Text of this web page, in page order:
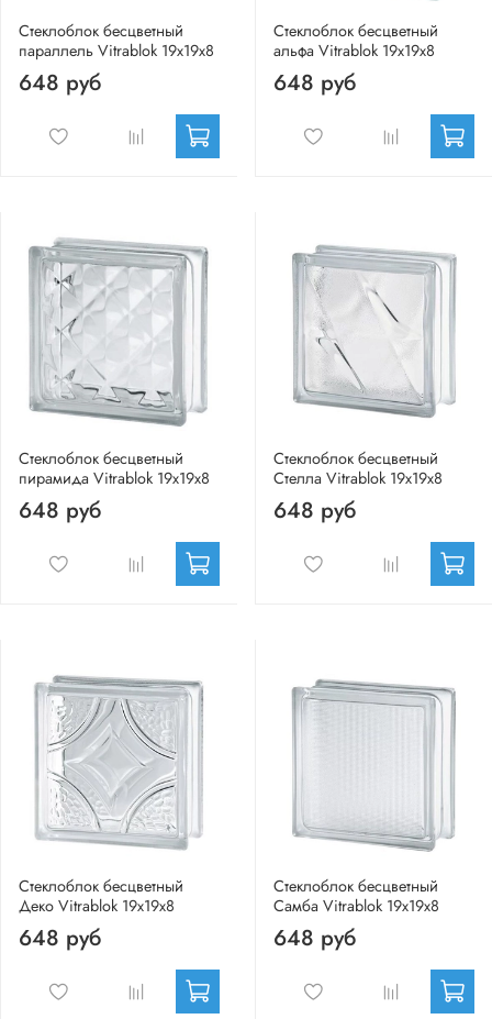
Стеклоблок бесцветный
параллель Vitrablok 19х19х8
648 руб
Стеклоблок бесцветный
альфа Vitrablok 19х19х8
648 руб
Стеклоблок бесцветный
пирамида Vitrablok 19х19х8
648 руб
Стеклоблок бесцветный
Стелла Vitrablok 19х19х8
648 руб
Стеклоблок бесцветный
Деко Vitrablok 19х19х8
648 руб
Стеклоблок бесцветный
Самба Vitrablok 19х19х8
648 руб